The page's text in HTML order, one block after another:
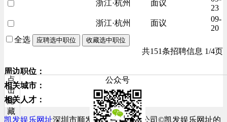
浙江·杭州
面议
23
浙江·杭州
面议
09-
20
全选
应聘选中职位 收藏选中职位
共151条招聘信息 1/4页
周边职位：
相关城市：
相关人才：
凯发娱乐网址深圳市顺发网络科技有限公司©凯发娱乐网址的
点
击
隐
藏
公众号